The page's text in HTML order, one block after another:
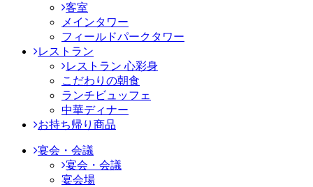
客室
メインタワー
フィールドパークタワー
レストラン
レストラン 心彩身
こだわりの朝食
ランチビュッフェ
中華ディナー
お持ち帰り商品
宴会・会議
宴会・会議
宴会場